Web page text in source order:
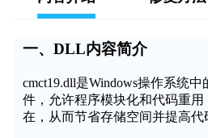
一、DLL内容简介
cmct19.dll是Windows操作系统
件，允许程序模块化和代码重
在，从而节省存储空间并提高代